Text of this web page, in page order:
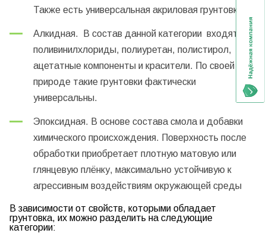
Также есть универсальная акриловая грунтовка.
Алкидная. В состав данной категории входят
поливинилхлориды, полиуретан, полистирол,
ацетатные компоненты и красители. По своей
природе такие грунтовки фактически
универсальны.
Эпоксидная. В основе состава смола и добавки
химического происхождения. Поверхность после
обработки приобретает плотную матовую или
глянцевую плёнку, максимально устойчивую к
агрессивным воздействиям окружающей среды
В зависимости от свойств, которыми обладает
грунтовка, их можно разделить на следующие
категории: